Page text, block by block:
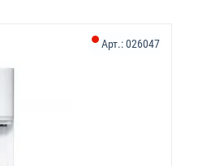
Арт.:026047